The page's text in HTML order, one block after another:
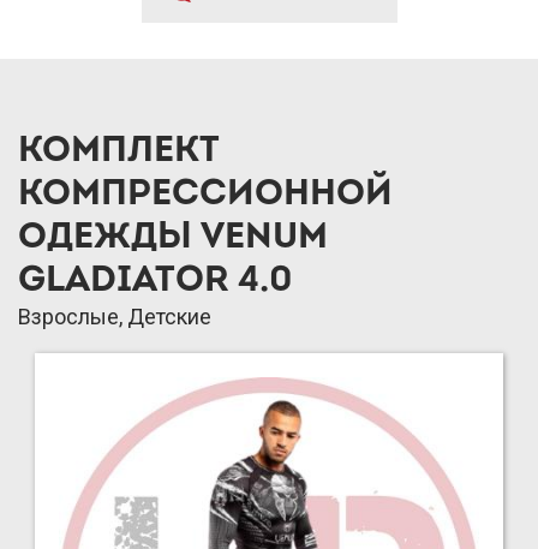
КОМПЛЕКТ
КОМПРЕССИОННОЙ
ОДЕЖДЫ VENUM
GLADIATOR 4.0
Взрослые, Детские